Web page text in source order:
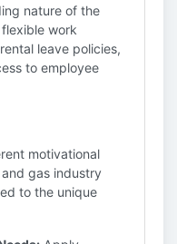
nature of the
work
leave policies,
to employee
motivational
gas industry
to the unique